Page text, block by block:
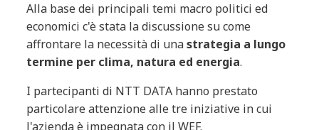
Alla base dei principali temi macro politici ed
economici c'è stata la discussione su come
affrontare la necessità di unastrategia a lungo
termine per clima, natura ed energia.
I partecipanti di NTT DATA hanno prestato
particolare attenzione alle tre iniziative in cui
l'azienda è impegnata con il WEF.